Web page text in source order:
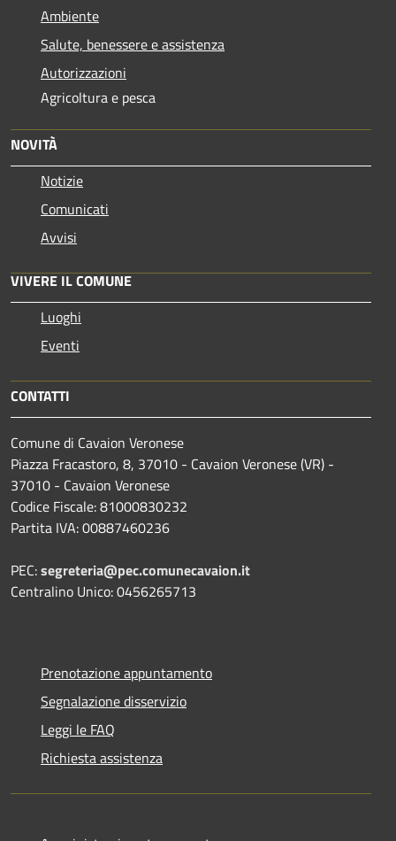
Ambiente
Salute, benessere e assistenza
Autorizzazioni
Agricoltura e pesca
NOVITÀ
Notizie
Comunicati
Avvisi
VIVERE IL COMUNE
Luoghi
Eventi
CONTATTI
Comune di Cavaion Veronese
Piazza Fracastoro, 8, 37010 - Cavaion Veronese (VR) -
37010 - Cavaion Veronese
Codice Fiscale: 81000830232
Partita IVA: 00887460236
PEC:segreteria@pec.comunecavaion.it
Centralino Unico: 0456265713
Prenotazione appuntamento
Segnalazione disservizio
Leggi le FAQ
Richiesta assistenza